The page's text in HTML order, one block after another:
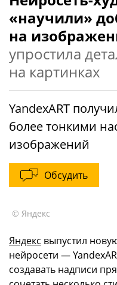
«научили»
на
упростила
на картинках
YandexART
более тонкими
изображений
Обсудить
© Яндекс
Яндекс выпустил
нейросети —
создавать надписи